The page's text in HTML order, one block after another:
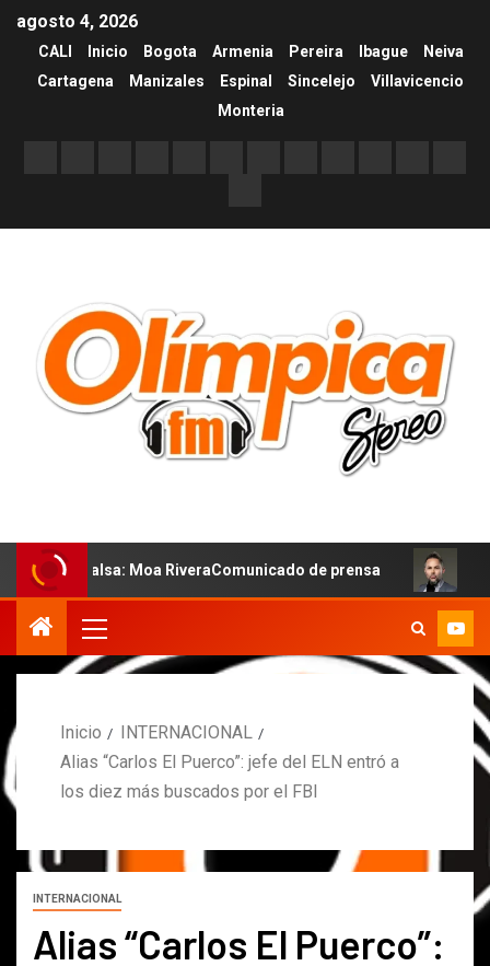
agosto 4, 2026
CALI Inicio Bogota Armenia Pereira Ibague
Neiva
Cartagena
Manizales Espinal Sincelejo
Villavicencio
Monteria
Moa RiveraComunicado de prensa MARCOS
Inicio
INTERNACIONAL
Alias “Carlos El Puerco”: jefe del ELN entró a
los diez más buscados por el FBI
INTERNACIONAL
Alias “Carlos El Puerco”: